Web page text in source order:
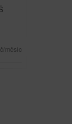
měsíc